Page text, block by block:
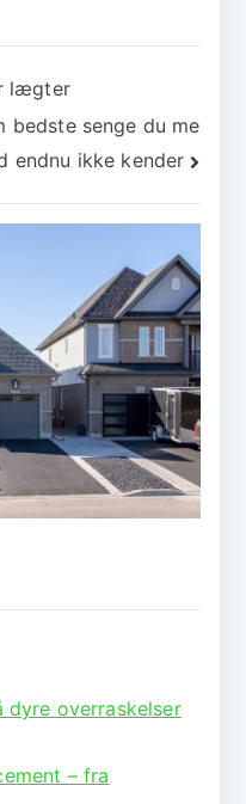
lægter
bedste senge du me
endnu ikke kender
dyre overraskelser
– fra